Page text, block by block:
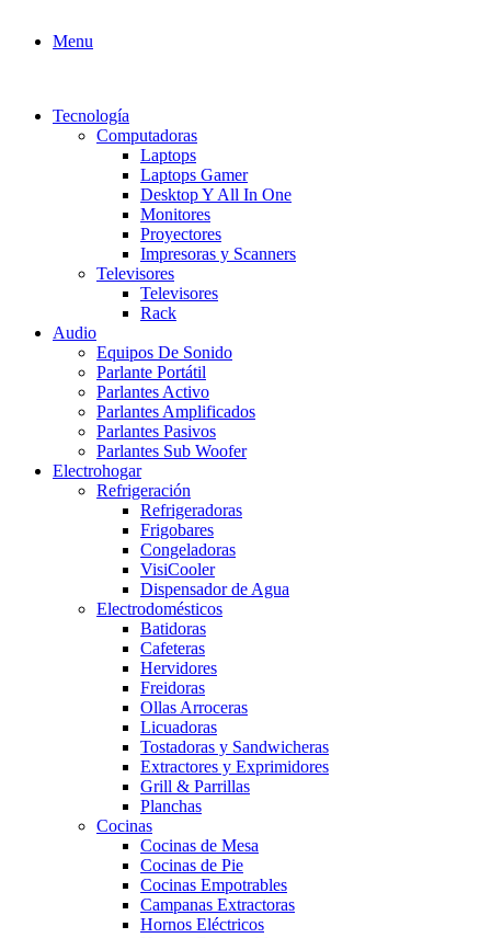
Menu
Tecnología
Computadoras
Laptops
Laptops Gamer
Desktop Y All In One
Monitores
Proyectores
Impresoras y Scanners
Televisores
Televisores
Rack
Audio
Equipos De Sonido
Parlante Portátil
Parlantes Activo
Parlantes Amplificados
Parlantes Pasivos
Parlantes Sub Woofer
Electrohogar
Refrigeración
Refrigeradoras
Frigobares
Congeladoras
VisiCooler
Dispensador de Agua
Electrodomésticos
Batidoras
Cafeteras
Hervidores
Freidoras
Ollas Arroceras
Licuadoras
Tostadoras y Sandwicheras
Extractores y Exprimidores
Grill & Parrillas
Planchas
Cocinas
Cocinas de Mesa
Cocinas de Pie
Cocinas Empotrables
Campanas Extractoras
Hornos Eléctricos